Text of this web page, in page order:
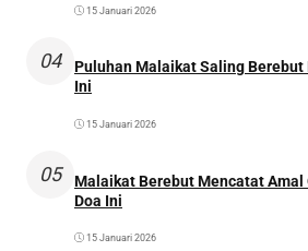
15 Januari 2026
04
Puluhan Malaikat Saling Berebut
Ini
15 Januari 2026
05
Malaikat Berebut Mencatat Amal
Doa Ini
15 Januari 2026